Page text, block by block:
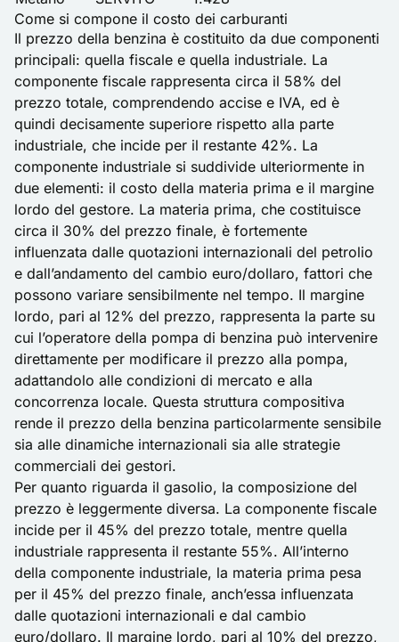
Come si compone il costo dei carburanti
Il prezzo della benzina è costituito da due componenti
principali: quella fiscale e quella industriale. La
componente fiscale rappresenta circa il 58% del
prezzo totale, comprendendo accise e IVA, ed è
quindi decisamente superiore rispetto alla parte
industriale, che incide per il restante 42%. La
componente industriale si suddivide ulteriormente in
due elementi: il costo della materia prima e il margine
lordo del gestore. La materia prima, che costituisce
circa il 30% del prezzo finale, è fortemente
influenzata dalle quotazioni internazionali del petrolio
e dall’andamento del cambio euro/dollaro, fattori che
possono variare sensibilmente nel tempo. Il margine
lordo, pari al 12% del prezzo, rappresenta la parte su
cui l’operatore della pompa di benzina può intervenire
direttamente per modificare il prezzo alla pompa,
adattandolo alle condizioni di mercato e alla
concorrenza locale. Questa struttura compositiva
rende il prezzo della benzina particolarmente sensibile
sia alle dinamiche internazionali sia alle strategie
commerciali dei gestori.
Per quanto riguarda il gasolio, la composizione del
prezzo è leggermente diversa. La componente fiscale
incide per il 45% del prezzo totale, mentre quella
industriale rappresenta il restante 55%. All’interno
della componente industriale, la materia prima pesa
per il 45% del prezzo finale, anch’essa influenzata
dalle quotazioni internazionali e dal cambio
euro/dollaro. Il margine lordo, pari al 10% del prezzo,